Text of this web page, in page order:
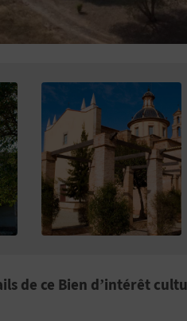
de ce Bien d’intérêt